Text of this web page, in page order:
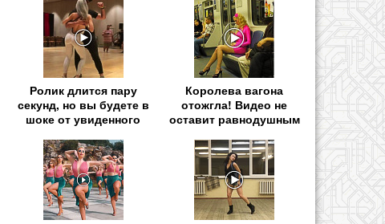
Ролик длится пару
секунд, но вы будете в
шоке от увиденного
Королева вагона
отожгла! Видео не
оставит равнодушным